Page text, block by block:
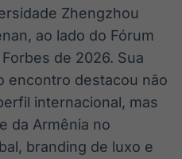
Crédito
Em breve
Zhengzhou
ao lado do Fórum
de 2026. Sua
encontro destacou não
internacional, mas
da Armênia no
branding de luxo e